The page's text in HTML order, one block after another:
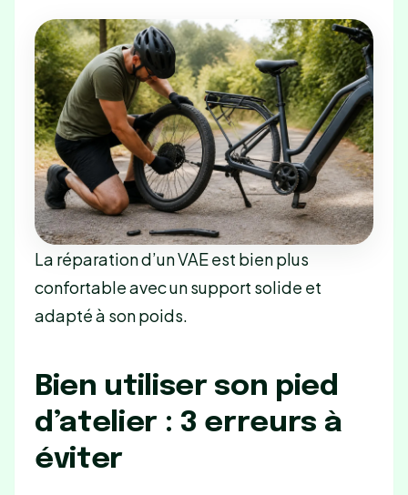
La réparation d’un VAE est bien plus
confortable avec un support solide et
adapté à son poids.
Bien utiliser son pied
d’atelier : 3 erreurs à
éviter